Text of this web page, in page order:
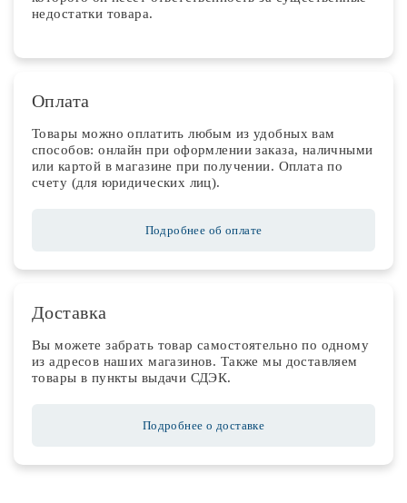
недостатки товара.
Оплата
Товары можно оплатить любым из удобных вам
способов: онлайн при оформлении заказа, наличными
или картой в магазине при получении. Оплата по
счету (для юридических лиц).
Подробнее об оплате
Доставка
Вы можете забрать товар самостоятельно по одному
из адресов наших магазинов. Также мы доставляем
товары в пункты выдачи СДЭК.
Подробнее о доставке